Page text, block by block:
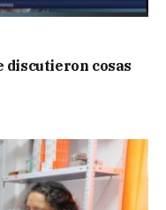
discutieron cosas